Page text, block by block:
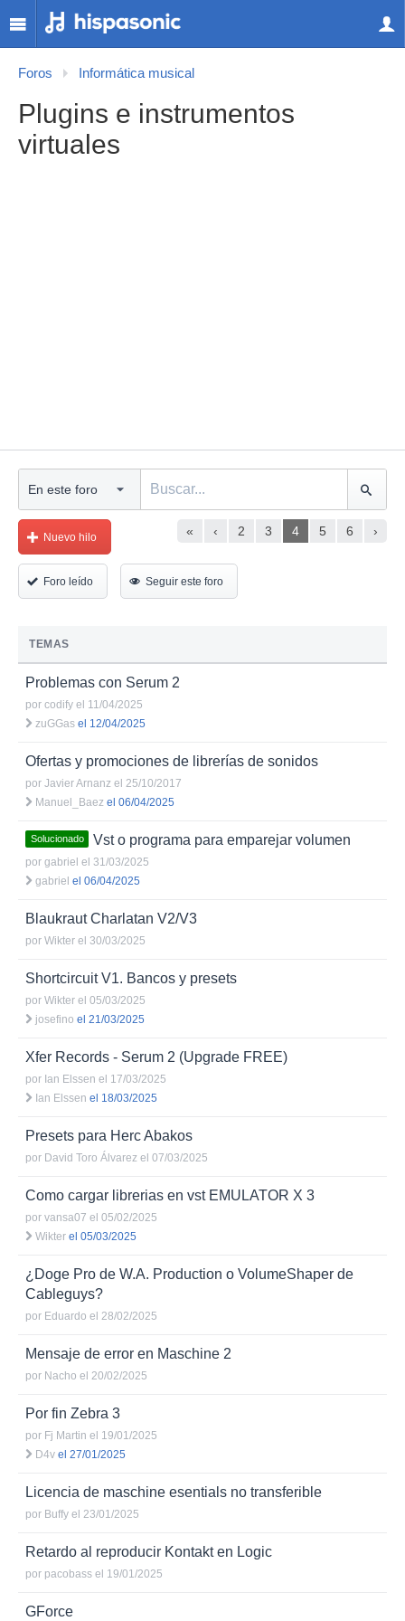
Foros Informática musical
Plugins e instrumentos
virtuales
« ‹ 2 3 4 5 6 ›
Nuevo hilo
Foro leído Seguir este foro
TEMAS
Problemas con Serum 2
por codify el 11/04/2025
zuGGas el 12/04/2025
Ofertas y promociones de librerías de sonidos
por Javier Arnanz el 25/10/2017
Manuel_Baez el 06/04/2025
Solucionado Vst o programa para emparejar volumen
por gabriel el 31/03/2025
gabriel el 06/04/2025
Blaukraut Charlatan V2/V3
por Wikter el 30/03/2025
Shortcircuit V1. Bancos y presets
por Wikter el 05/03/2025
josefino el 21/03/2025
Xfer Records - Serum 2 (Upgrade FREE)
por Ian Elssen el 17/03/2025
Ian Elssen el 18/03/2025
Presets para Herc Abakos
por David Toro Álvarez el 07/03/2025
Como cargar librerias en vst EMULATOR X 3
por vansa07 el 05/02/2025
Wikter el 05/03/2025
¿Doge Pro de W.A. Production o VolumeShaper de
Cableguys?
por Eduardo el 28/02/2025
Mensaje de error en Maschine 2
por Nacho el 20/02/2025
Por fin Zebra 3
por Fj Martin el 19/01/2025
D4v el 27/01/2025
Licencia de maschine esentials no transferible
por Buffy el 23/01/2025
Retardo al reproducir Kontakt en Logic
por pacobass el 19/01/2025
GForce